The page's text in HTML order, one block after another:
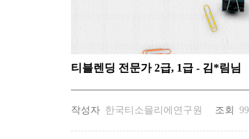
티블렌딩 전문가 2급, 1급 - 김*림님
작성자 한국티소믈리에연구원 조회